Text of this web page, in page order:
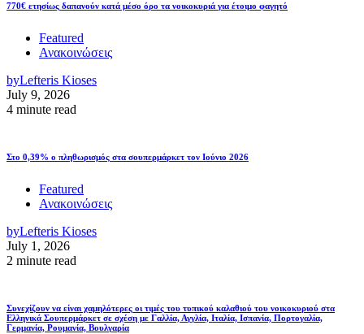
770€ ετησίως δαπανούν κατά μέσο όρο τα νοικοκυριά για έτοιμο φαγητό
Featured
Ανακοινώσεις
byLefteris Kioses
July 9, 2026
4 minute read
Στο 0,39% ο πληθωρισμός στα σουπερμάρκετ τον Ιούνιο 2026
Featured
Ανακοινώσεις
byLefteris Kioses
July 1, 2026
2 minute read
Συνεχίζουν να είναι χαμηλότερες οι τιμές του τυπικού καλαθιού του νοικοκυριού στα
Ελληνικά Σουπερμάρκετ σε σχέση με Γαλλία, Αγγλία, Ιταλία, Ισπανία, Πορτογαλία,
Γερμανία, Ρουμανία, Βουλγαρία